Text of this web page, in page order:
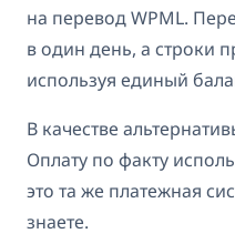
на перевод WPML.
в один день, а строки
используя единый
В качестве
Оплату по факту
это та же платежная
знаете.